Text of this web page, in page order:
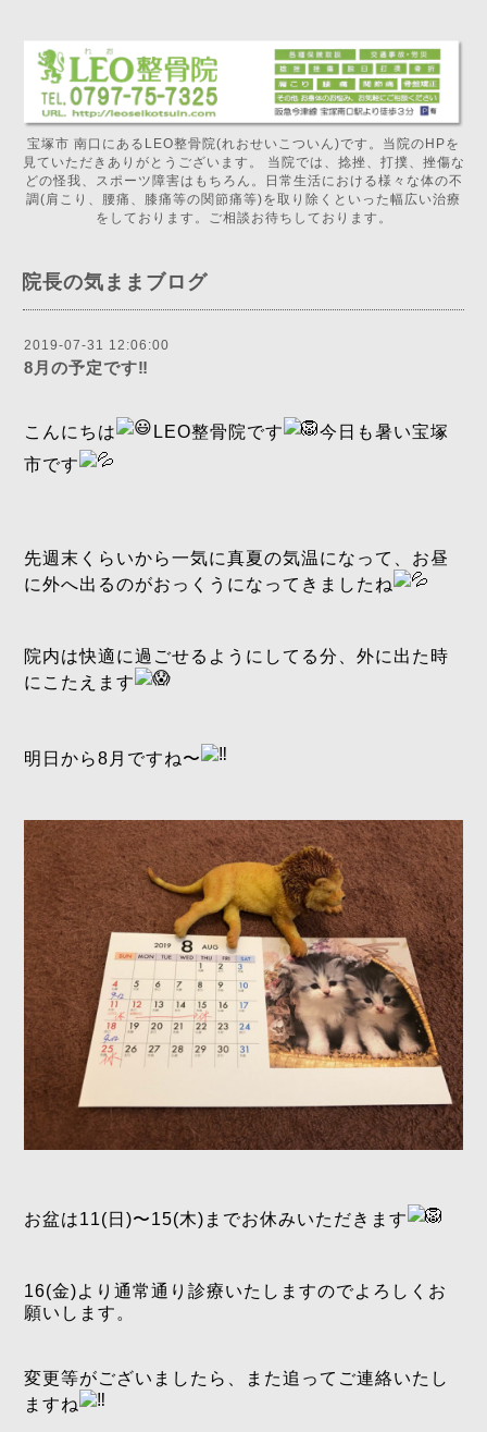
宝塚市 南口にあるLEO整骨院(れおせいこついん)です。当院のHPを
見ていただきありがとうございます。 当院では、捻挫、打撲、挫傷な
どの怪我、スポーツ障害はもちろん。日常生活における様々な体の不
調(肩こり、腰痛、膝痛等の関節痛等)を取り除くといった幅広い治療
をしております。ご相談お待ちしております。
院長の気ままブログ
2019-07-31 12:06:00
8月の予定です‼️
こんにちは LEO整骨院です
今日も暑い宝塚
市です
先週末くらいから一気に真夏の気温になって、お昼
に外へ出るのがおっくうになってきましたね
院内は快適に過ごせるようにしてる分、外に出た時
にこたえます
明日から8月ですね〜
お盆は11(日)〜15(木)までお休みいただきます
16(金)より通常通り診療いたしますのでよろしくお
願いします。
変更等がございましたら、また追ってご連絡いたし
ますね